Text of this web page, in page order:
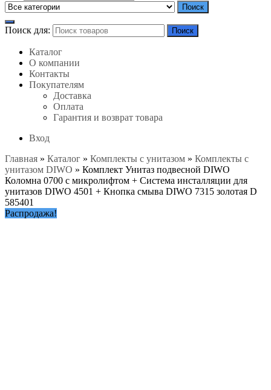
Поиск
Поиск для: Поиск
Каталог
О компании
Контакты
Покупателям
Доставка
Оплата
Гарантия и возврат товара
Вход
Главная » Каталог » Комплекты с унитазом » Комплекты с
унитазом DIWO » Комплект Унитаз подвесной DIWO
Коломна 0700 с микролифтом + Система инсталляции для
унитазов DIWO 4501 + Кнопка смыва DIWO 7315 золотая D
585401
Распродажа!